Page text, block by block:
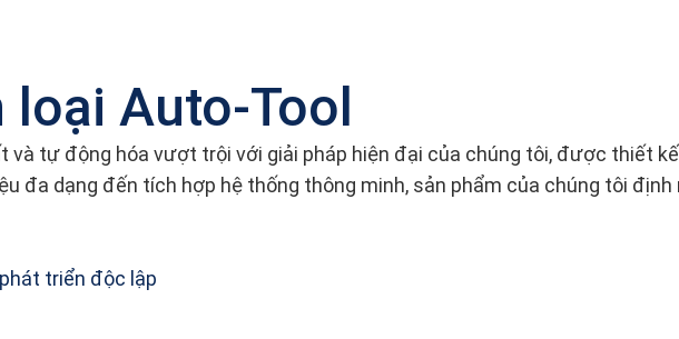
loại Auto-Tool
và tự động hóa vượt trội với giải pháp hiện đại của chúng tôi, được thiết
đa dạng đến tích hợp hệ thống thông minh, sản phẩm của chúng tôi
triển độc lập